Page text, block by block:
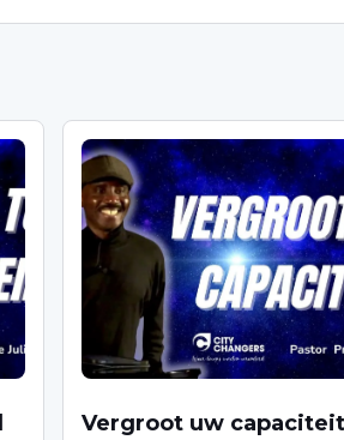
Vergroot uw capaciteit